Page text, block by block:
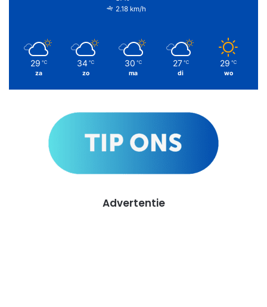
2.18 km/h
29 ℃
za
34 ℃
zo
30 ℃
ma
27 ℃
di
29 ℃
wo
Advertentie